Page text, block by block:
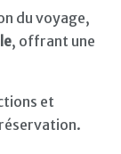
du voyage,
, offrant une
et